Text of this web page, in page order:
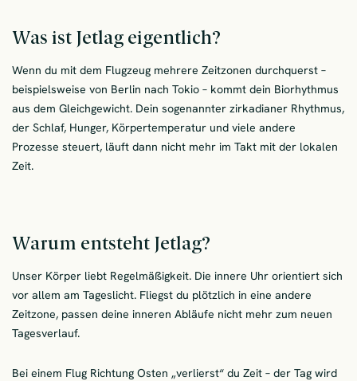
Was ist Jetlag eigentlich?
Wenn du mit dem Flugzeug mehrere Zeitzonen durchquerst –
beispielsweise von Berlin nach Tokio – kommt dein Biorhythmus
aus dem Gleichgewicht. Dein sogenannter zirkadianer Rhythmus,
der Schlaf, Hunger, Körpertemperatur und viele andere
Prozesse steuert, läuft dann nicht mehr im Takt mit der lokalen
Zeit.
Warum entsteht Jetlag?
Unser Körper liebt Regelmäßigkeit. Die innere Uhr orientiert sich
vor allem am Tageslicht. Fliegst du plötzlich in eine andere
Zeitzone, passen deine inneren Abläufe nicht mehr zum neuen
Tagesverlauf.
Bei einem Flug Richtung Osten „verlierst“ du Zeit – der Tag wird